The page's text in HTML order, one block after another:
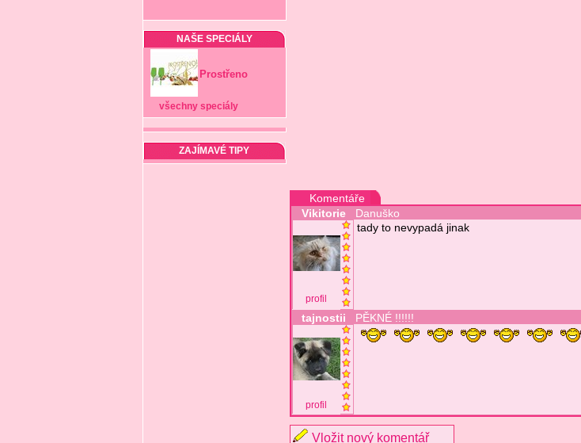
NAŠE SPECIÁLY
Prostřeno
všechny speciály
ZAJÍMAVÉ TIPY
Komentáře
Vikitorie
Danuško
profil
tady to nevypadá jinak
tajnostii PĚKNÉ !!!!!!
profil
Vložit nový komentář